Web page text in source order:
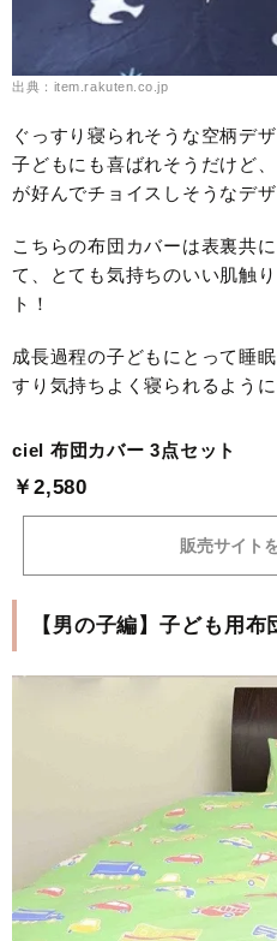
出典：item.rakuten.co.jp
ぐっすり寝られそうな空柄デ
子どもにも喜ばれそうだけど
が好んでチョイスしそうなデ
こちらの布団カバーは表裏共
て、とても気持ちのいい肌触
ト！
成長過程の子どもにとって睡
すり気持ちよく寝られるよう
ciel 布団カバー 3点セット
￥2,580
販売サイト
【男の子編】子ども用